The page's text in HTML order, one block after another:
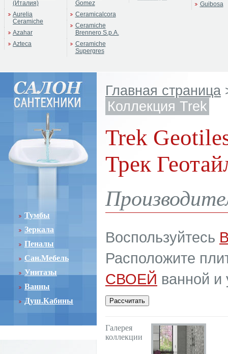
(Италия)
Aurelia
Ceramiche
Azahar
Azteca
Gomez
Ceramicalcora
Ceramiche
Brennero S.p.A.
Ceramiche
Supergres
Guibosa
Тумбы
Зеркала
Пеналы
Сан.Мебель
Унитазы
Ванны
Душ.Кабины
Главная страница
Коллекция Trek
Trek
Трек
Воспользуйтесь
Расположите
СВОЕЙ ванной и
Галерея
коллекции